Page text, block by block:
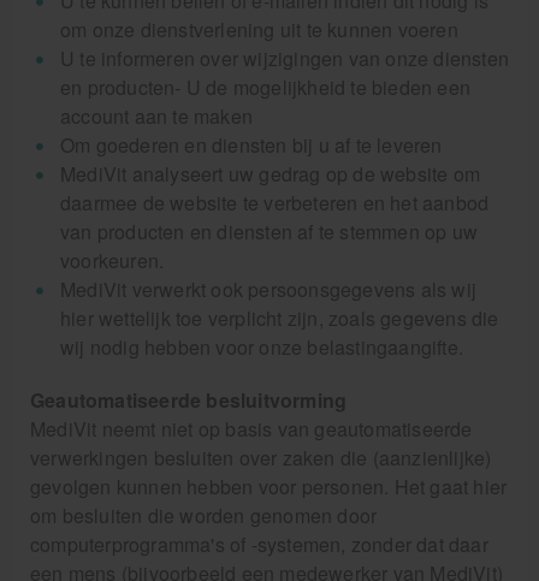
om onze dienstverlening uit te kunnen voeren
U te informeren over wijzigingen van onze diensten
en producten- U de mogelijkheid te bieden een
account aan te maken
Om goederen en diensten bij u af te leveren
MediVit analyseert uw gedrag op de website om
daarmee de website te verbeteren en het aanbod
van producten en diensten af te stemmen op uw
voorkeuren.
MediVit verwerkt ook persoonsgegevens als wij
hier wettelijk toe verplicht zijn, zoals gegevens die
wij nodig hebben voor onze belastingaangifte.
Geautomatiseerde besluitvorming
MediVit neemt niet op basis van geautomatiseerde
verwerkingen besluiten over zaken die (aanzienlijke)
gevolgen kunnen hebben voor personen. Het gaat hier
om besluiten die worden genomen door
computerprogramma's of -systemen, zonder dat daar
een mens (bijvoorbeeld een medewerker van MediVit)